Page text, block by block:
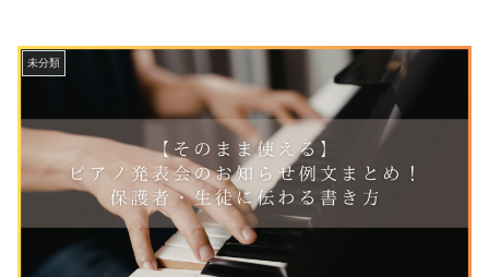
未分類